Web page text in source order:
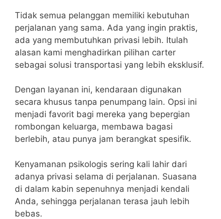
Tidak semua pelanggan memiliki kebutuhan
perjalanan yang sama. Ada yang ingin praktis,
ada yang membutuhkan privasi lebih. Itulah
alasan kami menghadirkan pilihan carter
sebagai solusi transportasi yang lebih eksklusif.
Dengan layanan ini, kendaraan digunakan
secara khusus tanpa penumpang lain. Opsi ini
menjadi favorit bagi mereka yang bepergian
rombongan keluarga, membawa bagasi
berlebih, atau punya jam berangkat spesifik.
Kenyamanan psikologis sering kali lahir dari
adanya privasi selama di perjalanan. Suasana
di dalam kabin sepenuhnya menjadi kendali
Anda, sehingga perjalanan terasa jauh lebih
bebas.